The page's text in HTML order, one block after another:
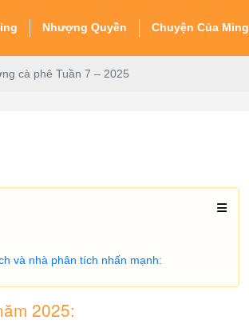
Nhượng Quyền Chuyện Của Ming
cà phê Tuần 7 – 2025
và nhà phân tích nhấn mạnh:
2025: